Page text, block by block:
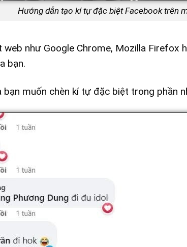
Hướng dẫn tạo kí tự đặc biệt Facebook trên
web như Google Chrome, Mozilla Firefox
bạn.
muốn chèn kí tự đặc biệt trong phần